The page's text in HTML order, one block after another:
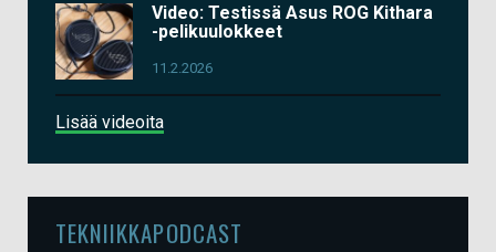
Video: Testissä Asus ROG Kithara
-pelikuulokkeet
11.2.2026
Lisää videoita
TEKNIIKKAPODCAST